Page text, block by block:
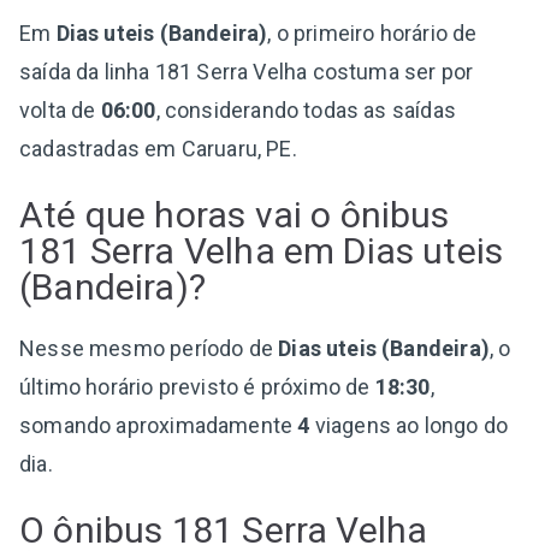
Em Dias uteis (Bandeira), o primeiro horário de
saída da linha 181 Serra Velha costuma ser por
volta de 06:00, considerando todas as saídas
cadastradas em Caruaru, PE.
Até que horas vai o ônibus
181 Serra Velha em Dias uteis
(Bandeira)?
Nesse mesmo período de Dias uteis (Bandeira), o
último horário previsto é próximo de 18:30,
somando aproximadamente4 viagens ao longo do
dia.
O ônibus 181 Serra Velha